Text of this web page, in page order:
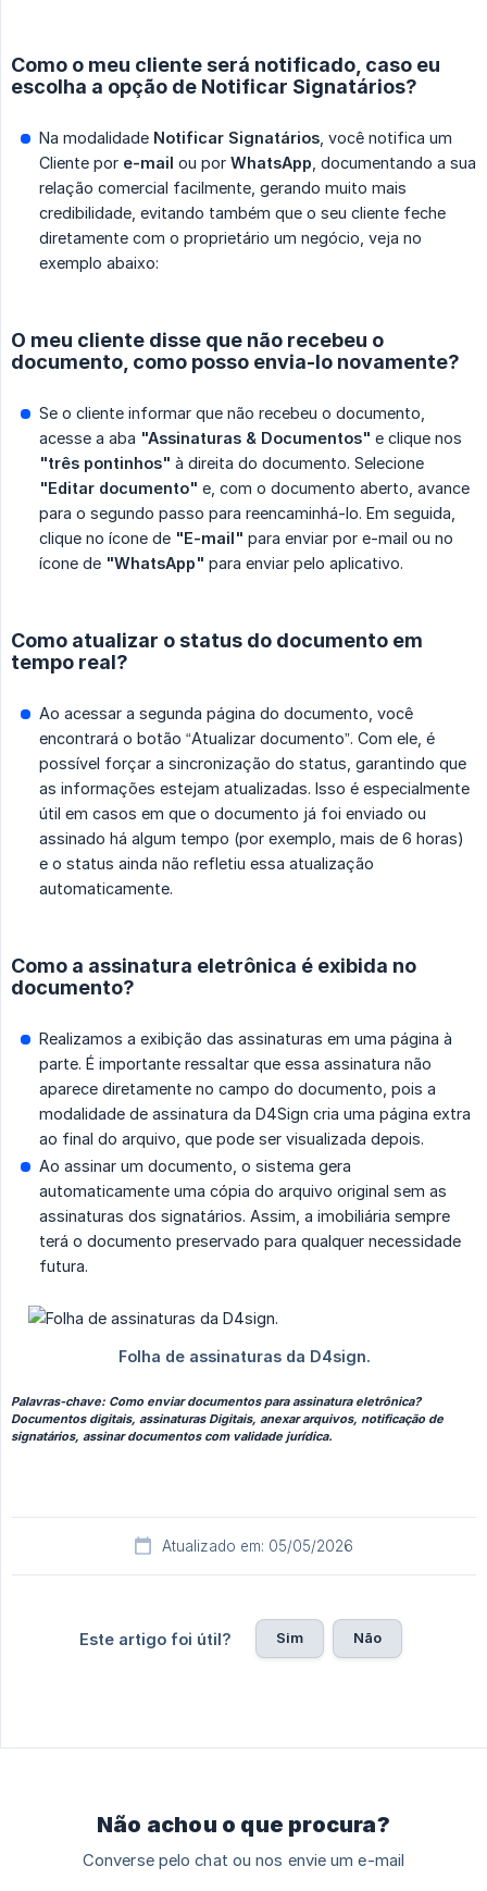
Como o meu cliente será notificado, caso eu
escolha a opção de Notificar Signatários?
Na modalidade Notificar Signatários , você notifica um
Cliente por e-mail ou por WhatsApp , documentando a sua
relação comercial facilmente, gerando muito mais
credibilidade, evitando também que o seu cliente feche
diretamente com o proprietário um negócio, veja no
exemplo abaixo:
O meu cliente disse que não recebeu o
documento, como posso envia-lo novamente?
Se o cliente informar que não recebeu o documento,
acesse a aba "Assinaturas & Documentos" e clique nos
"três pontinhos" à direita do documento. Selecione
"Editar documento" e, com o documento aberto, avance
para o segundo passo para reencaminhá-lo. Em seguida,
clique no ícone de "E-mail" para enviar por e-mail ou no
ícone de "WhatsApp" para enviar pelo aplicativo.
Como atualizar o status do documento em
tempo real?
Ao acessar a segunda página do documento, você
encontrará o botão “Atualizar documento”. Com ele, é
possível forçar a sincronização do status, garantindo que
as informações estejam atualizadas. Isso é especialmente
útil em casos em que o documento já foi enviado ou
assinado há algum tempo (por exemplo, mais de 6 horas)
e o status ainda não refletiu essa atualização
automaticamente.
Como a assinatura eletrônica é exibida no
documento?
Realizamos a exibição das assinaturas em uma página à
parte. É importante ressaltar que essa assinatura não
aparece diretamente no campo do documento, pois a
modalidade de assinatura da D4Sign cria uma página extra
ao final do arquivo, que pode ser visualizada depois.
Ao assinar um documento, o sistema gera
automaticamente uma cópia do arquivo original sem as
assinaturas dos signatários. Assim, a imobiliária sempre
terá o documento preservado para qualquer necessidade
futura.
Palavras-chave: Como enviar documentos para assinatura eletrônica?
Documentos digitais, assinaturas Digitais, anexar arquivos, notificação de
signatários, assinar documentos com validade jurídica.
Atualizado em: 05/05/2026
Este artigo foi útil? Sim Não
Não achou o que procura?
Converse pelo chat ou nos envie um e-mail